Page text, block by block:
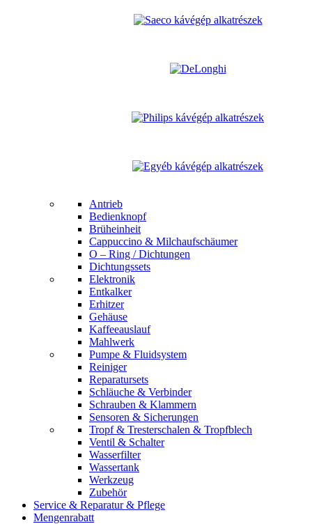
Antrieb
Bedienknopf
Brüheinheit
Cappuccino & Milchaufschäumer
O – Ring / Dichtungen
Dichtungssets
Elektronik
Entkalker
Erhitzer
Gehäuse
Kaffeeauslauf
Mahlwerk
Pumpe & Fluidsystem
Reiniger
Reparatursets
Schläuche & Verbinder
Schrauben & Klammern
Sensoren & Sicherungen
Tropf & Tresterschalen & Tropfblech
Ventil & Schalter
Wasserfilter
Wassertank
Werkzeug
Zubehör
Service & Reparatur & Pflege
Mengenrabatt